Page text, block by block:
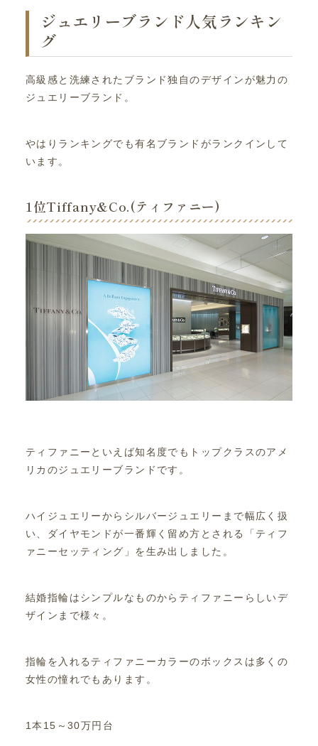
ジュエリーブランド人気ランキン
グ
高級感と洗練されたブランド独自のデザインが魅力の
ジュエリーブランド。
やはりランキングでも有名ブランドがランクインして
います。
1位Tiffany&Co.(ティファニー)
ティファニーといえば知名度でもトップクラスのアメ
リカのジュエリーブランドです。
ハイジュエリーからシルバージュエリーまで幅広く扱
い、ダイヤモンドが一番輝く留め方とされる「ティフ
ァニーセッティング」を生み出しました。
結婚指輪はシンプルなものからティファニーらしいデ
ザインまで様々。
指輪を入れるティファニーカラーのボックスは多くの
女性の憧れでもあります。
1本15～30万円台